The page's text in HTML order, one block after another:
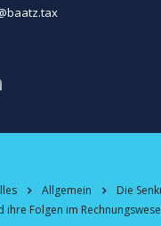
Allgemein
Die
ihre Folgen im